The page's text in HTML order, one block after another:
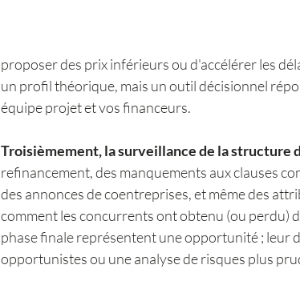
proposer des prix inférieurs ou d'accélérer les
un profil théorique, mais un outil décisionnel
équipe projet et vos financeurs.
Troisièmement, la surveillance de la structure
refinancement, des manquements aux clauses
des annonces de coentreprises, et même des
comment les concurrents ont obtenu (ou perdu)
phase finale représentent une opportunité ; leur
opportunistes ou une analyse de risques plus